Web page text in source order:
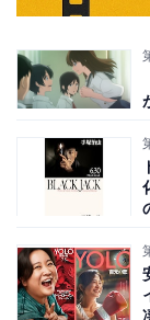
アクションの
本映画および漫
り、興行的に
りません。今